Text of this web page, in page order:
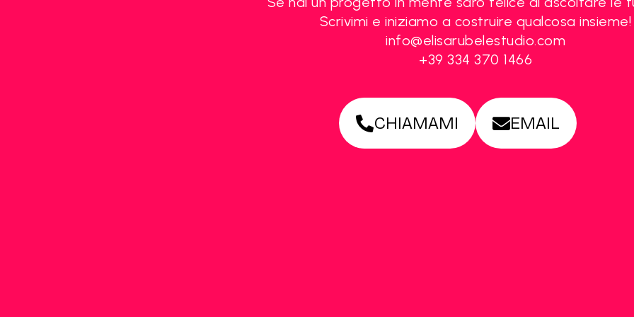
Scrivimi e iniziamo a costruire qualcosa insieme!
info@elisarubelestudio.com
+39 334 370 1466
CHIAMAMI EMAIL